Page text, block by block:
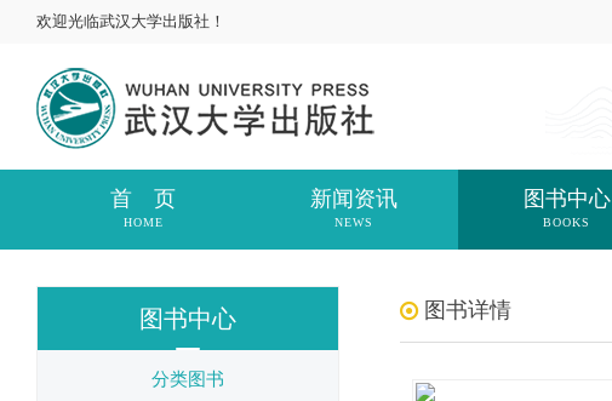
欢迎光临武汉大学出版社！
首 页
HOME
新闻资讯
NEWS
图书中心
BOOKS
图书中心
分类图书
图书详情